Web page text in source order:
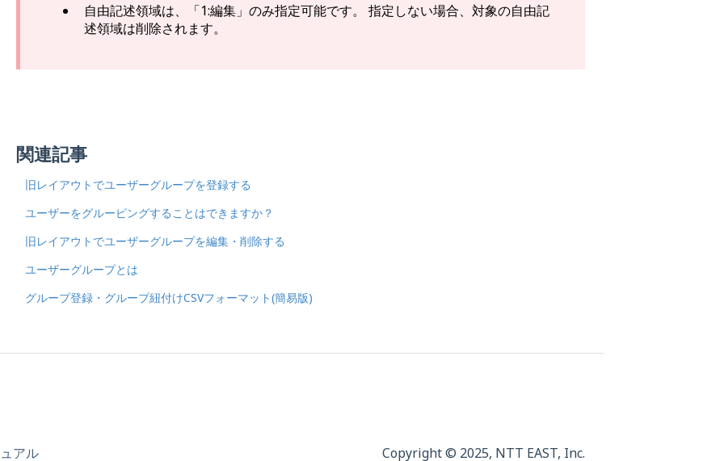
自由記述領域は、「1:編集」のみ指定可能です。 指定しない場合、対象の自由記
述領域は削除されます。
関連記事
旧レイアウトでユーザーグループを登録する
ユーザーをグルーピングすることはできますか？
旧レイアウトでユーザーグループを編集・削除する
ユーザーグループとは
グループ登録・グループ紐付けCSVフォーマット(簡易版)
アル Copyright © 2025, NTT EAST, Inc.